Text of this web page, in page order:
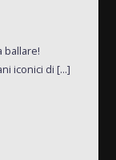
ballare!
iconici di [...]